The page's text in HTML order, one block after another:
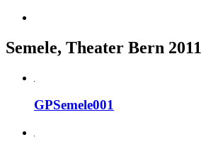
Semele, Theater Bern 2011
GPSemele001